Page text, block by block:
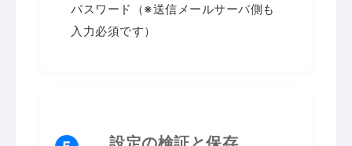
パスワード（※送信メールサーバ側も
入力必須です）